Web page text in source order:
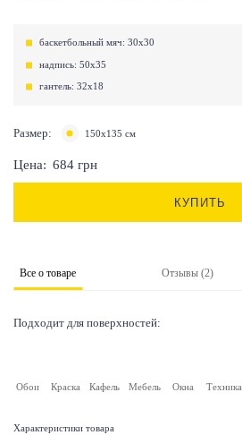
баскетбольный мяч: 30х30
надпись: 50х35
гантель: 32х18
Размер: 150х135 см
Цена: 684 грн
КУПИТЬ
Все о товаре Отзывы (2)
Подходит для поверхностей:
Обои Краска Кафель Мебель Окна Техника
Характеристики товара